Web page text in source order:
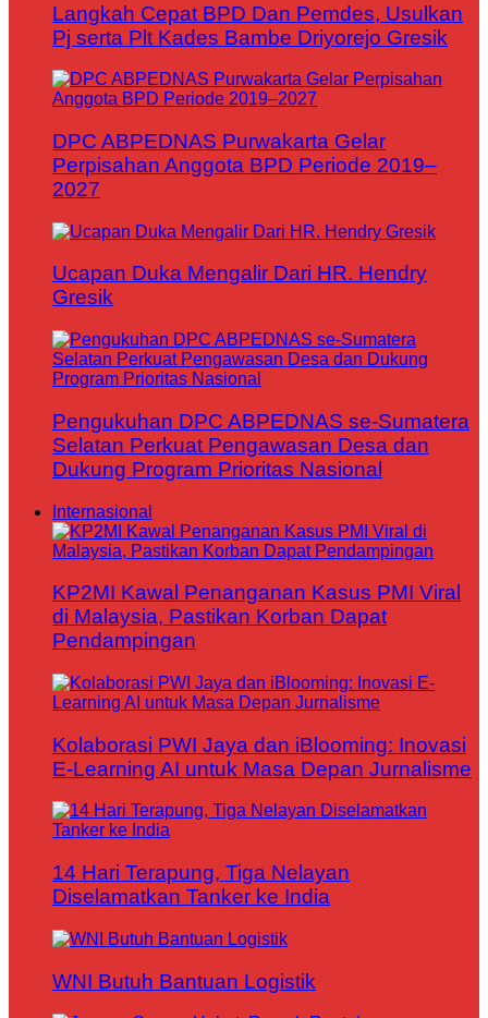
Langkah Cepat BPD Dan Pemdes, Usulkan
Pj serta Plt Kades Bambe Driyorejo Gresik
DPC ABPEDNAS Purwakarta Gelar
Perpisahan Anggota BPD Periode 2019–
2027
Ucapan Duka Mengalir Dari HR. Hendry
Gresik
Pengukuhan DPC ABPEDNAS se-Sumatera
Selatan Perkuat Pengawasan Desa dan
Dukung Program Prioritas Nasional
Internasional
KP2MI Kawal Penanganan Kasus PMI Viral
di Malaysia, Pastikan Korban Dapat
Pendampingan
Kolaborasi PWI Jaya dan iBlooming: Inovasi
E-Learning AI untuk Masa Depan Jurnalisme
14 Hari Terapung, Tiga Nelayan
Diselamatkan Tanker ke India
WNI Butuh Bantuan Logistik